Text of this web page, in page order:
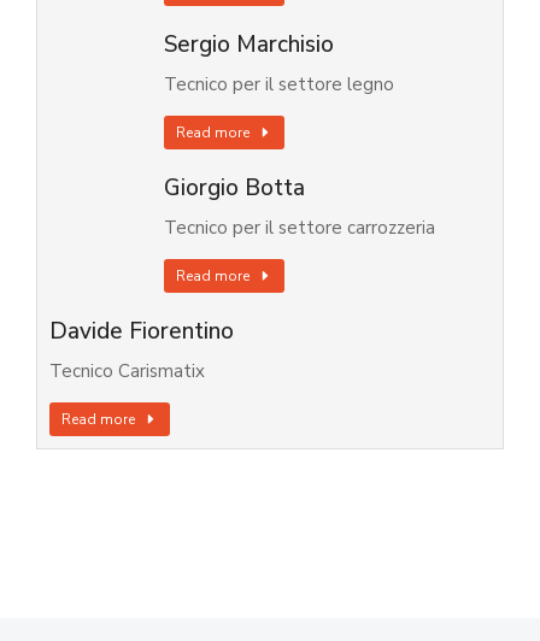
Sergio Marchisio
Tecnico per il settore legno
Read more
Giorgio Botta
Tecnico per il settore carrozzeria
Read more
Davide Fiorentino
Tecnico Carismatix
Read more